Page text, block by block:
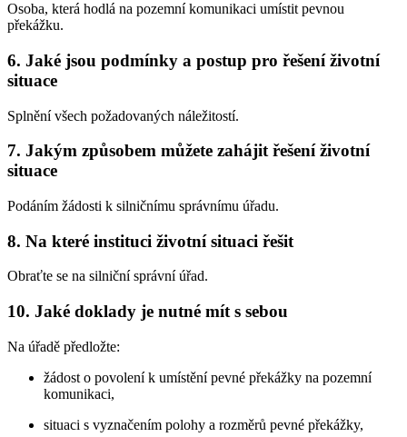
Osoba, která hodlá na pozemní komunikaci umístit pevnou
překážku.
6. Jaké jsou podmínky a postup pro řešení životní
situace
Splnění všech požadovaných náležitostí.
7. Jakým způsobem můžete zahájit řešení životní
situace
Podáním žádosti k silničnímu správnímu úřadu.
8. Na které instituci životní situaci řešit
Obraťte se na silniční správní úřad.
10. Jaké doklady je nutné mít s sebou
Na úřadě předložte:
žádost o povolení k umístění pevné překážky na pozemní
komunikaci,
situaci s vyznačením polohy a rozměrů pevné překážky,